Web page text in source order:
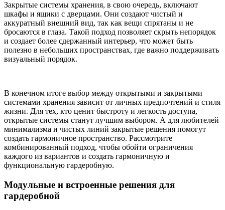
Закрытые системы хранения, в свою очередь, включают
шкафы и ящики с дверцами. Они создают чистый и
аккуратный внешний вид, так как вещи спрятаны и не
бросаются в глаза. Такой подход позволяет скрыть непорядок
и создает более сдержанный интерьер, что может быть
полезно в небольших пространствах, где важно поддерживать
визуальный порядок.
В конечном итоге выбор между открытыми и закрытыми
системами хранения зависит от личных предпочтений и стиля
жизни. Для тех, кто ценит быстроту и легкость доступа,
открытые системы станут лучшим выбором. А для любителей
минимализма и чистых линий закрытые решения помогут
создать гармоничное пространство. Рассмотрите
комбинированный подход, чтобы обойти ограничения
каждого из вариантов и создать гармоничную и
функциональную гардеробную.
Модульные и встроенные решения для
гардеробной